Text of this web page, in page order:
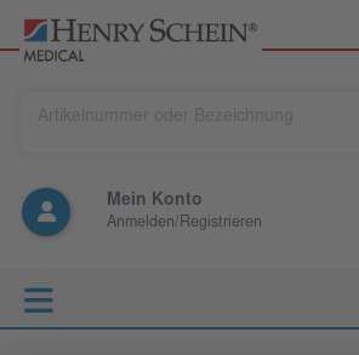
Mein Konto
Anmelden/Registrieren